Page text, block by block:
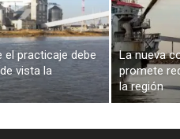
el practicaje debe
vista la
La nueva
promete
la región